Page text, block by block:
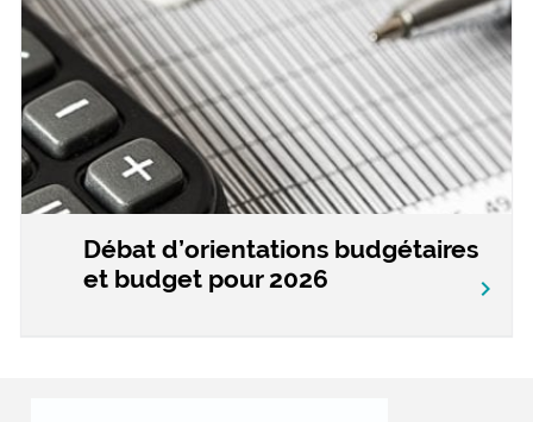
Débat d’orientations budgétaires
et budget pour 2026
chevron_right